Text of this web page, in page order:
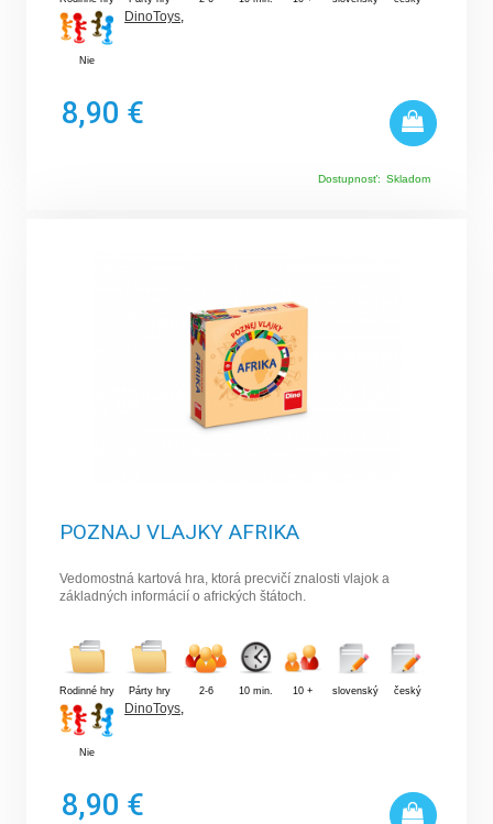
Nie
DinoToys,
8,90 €
Dostupnosť: Skladom
POZNAJ VLAJKY AFRIKA
Vedomostná kartová hra, ktorá precvičí znalosti vlajok a
základných informácií o afrických štátoch.
Rodinné hry Párty hry 2-6 10 min. 10 + slovenský český
Nie
DinoToys,
8,90 €